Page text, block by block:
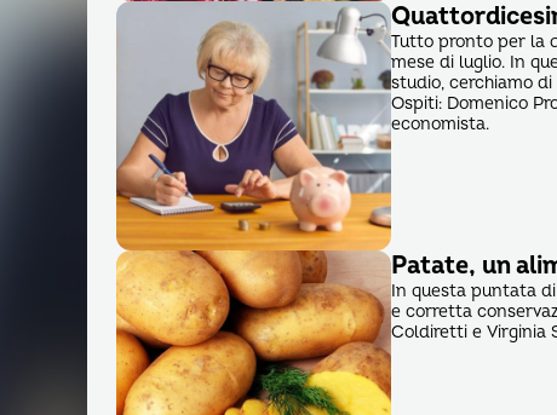
Tutto pronto per la
mese di luglio. In
studio, cerchiamo
Ospiti: Domenico
economista.
Patate, un
In questa puntata
e corretta
Coldiretti e Virginia